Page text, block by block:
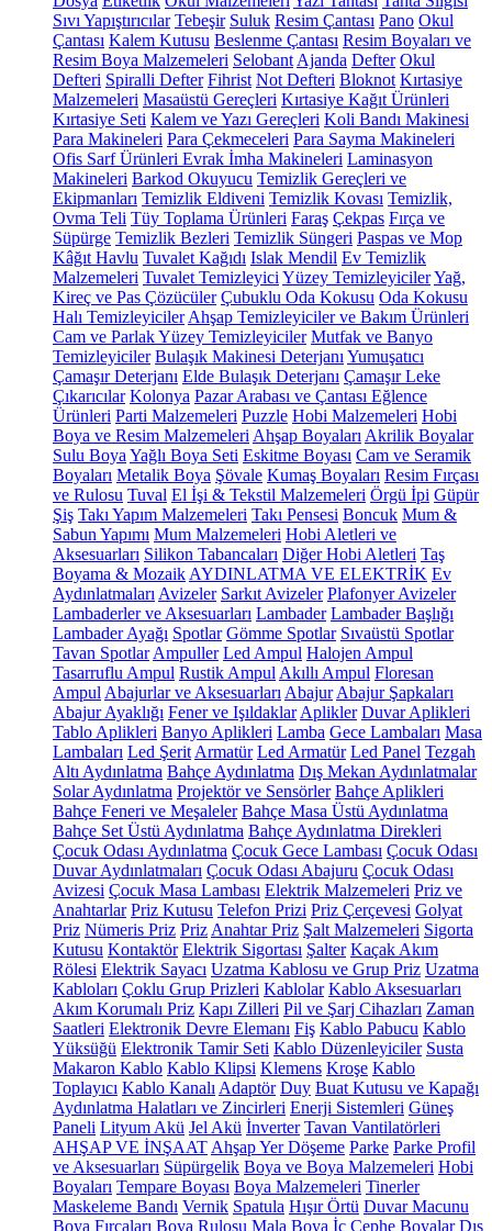
Sıvı Yapıştırıcılar Tebeşir Suluk Resim Çantası Pano Okul
Çantası Kalem Kutusu Beslenme Çantası Resim Boyaları ve
Resim Boya Malzemeleri Selobant Ajanda Defter Okul
Defteri Spiralli Defter Fihrist Not Defteri Bloknot Kırtasiye
Malzemeleri Masaüstü Gereçleri Kırtasiye Kağıt Ürünleri
Kırtasiye Seti Kalem ve Yazı Gereçleri Koli Bandı Makinesi
Para Makineleri Para Çekmeceleri Para Sayma Makineleri
Ofis Sarf Ürünleri Evrak İmha Makineleri Laminasyon
Makineleri Barkod Okuyucu Temizlik Gereçleri ve
Ekipmanları Temizlik Eldiveni Temizlik Kovası Temizlik,
Ovma Teli Tüy Toplama Ürünleri Faraş Çekpas Fırça ve
Süpürge Temizlik Bezleri Temizlik Süngeri Paspas ve Mop
Kâğıt Havlu Tuvalet Kağıdı Islak Mendil Ev Temizlik
Malzemeleri Tuvalet Temizleyici Yüzey TemizleyicilerYağ,
Kireç ve Pas Çözücüler Çubuklu Oda Kokusu Oda Kokusu
Halı Temizleyiciler Ahşap Temizleyiciler ve Bakım Ürünleri
Cam ve Parlak Yüzey Temizleyiciler Mutfak ve Banyo
Temizleyiciler Bulaşık Makinesi Deterjanı Yumuşatıcı
Çamaşır Deterjanı Elde Bulaşık Deterjanı Çamaşır Leke
Çıkarıcılar Kolonya Pazar Arabası ve Çantası Eğlence
Ürünleri Parti Malzemeleri Puzzle Hobi Malzemeleri Hobi
Boya ve Resim Malzemeleri Ahşap Boyaları Akrilik Boyalar
Sulu Boya Yağlı Boya Seti Eskitme Boyası Cam ve Seramik
Boyaları Metalik Boya Şövale Kumaş Boyaları Resim Fırçası
ve Rulosu Tuval El İşi & Tekstil Malzemeleri Örgü İpi Güpür
Şiş Takı Yapım Malzemeleri Takı Pensesi Boncuk Mum &
Sabun Yapımı Mum Malzemeleri Hobi Aletleri ve
Aksesuarları Silikon Tabancaları Diğer Hobi Aletleri Taş
Boyama & Mozaik AYDINLATMA VE ELEKTRİK Ev
Aydınlatmaları Avizeler Sarkıt Avizeler Plafonyer Avizeler
Lambaderler ve Aksesuarları Lambader Lambader Başlığı
Lambader Ayağı Spotlar Gömme Spotlar Sıvaüstü Spotlar
Tavan Spotlar Ampuller Led Ampul Halojen Ampul
Tasarruflu Ampul Rustik Ampul Akıllı Ampul Floresan
Ampul Abajurlar ve Aksesuarları Abajur Abajur Şapkaları
Abajur Ayaklığı Fener ve Işıldaklar Aplikler Duvar Aplikleri
Tablo Aplikleri Banyo Aplikleri Lamba Gece Lambaları Masa
Lambaları Led Şerit Armatür Led Armatür Led Panel Tezgah
Altı Aydınlatma Bahçe Aydınlatma Dış Mekan Aydınlatmalar
Solar Aydınlatma Projektör ve Sensörler Bahçe Aplikleri
Bahçe Feneri ve Meşaleler Bahçe Masa Üstü Aydınlatma
Bahçe Set Üstü Aydınlatma Bahçe Aydınlatma Direkleri
Çocuk Odası Aydınlatma Çocuk Gece Lambası Çocuk Odası
Duvar Aydınlatmaları Çocuk Odası Abajuru Çocuk Odası
Avizesi Çocuk Masa Lambası Elektrik Malzemeleri Priz ve
Anahtarlar Priz Kutusu Telefon Prizi Priz Çerçevesi Golyat
Priz Nümeris Priz Priz Anahtar Priz Şalt Malzemeleri Sigorta
Kutusu Kontaktör Elektrik Sigortası Şalter Kaçak Akım
Rölesi Elektrik Sayacı Uzatma Kablosu ve Grup Priz Uzatma
Kabloları Çoklu Grup Prizleri Kablolar Kablo Aksesuarları
Akım Korumalı Priz Kapı Zilleri Pil ve Şarj Cihazları Zaman
Saatleri Elektronik Devre Elemanı Fiş Kablo Pabucu Kablo
Yüksüğü Elektronik Tamir Seti Kablo Düzenleyiciler Susta
Makaron Kablo Kablo Klipsi Klemens Kroşe Kablo
Toplayıcı Kablo Kanalı Adaptör Duy Buat Kutusu ve Kapağı
Aydınlatma Halatları ve Zincirleri Enerji Sistemleri Güneş
Paneli Lityum Akü Jel Akü İnverter Tavan Vantilatörleri
AHŞAP VE İNŞAAT Ahşap Yer Döşeme Parke Parke Profil
ve Aksesuarları Süpürgelik Boya ve Boya Malzemeleri Hobi
Boyaları Tempare Boyası Boya Malzemeleri Tinerler
Maskeleme Bandı Vernik Spatula Hışır Örtü Duvar Macunu
Boya Fırçaları Boya Rulosu Mala Boya İç Cephe Boyalar Dış